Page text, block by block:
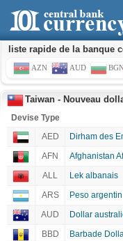
liste rapide de la banque
AZN AUD
Taiwan - Nouveau
Devise Type
AED
Dirham des
AFN
Afghanistan
ALL
Lek albanais
ARS
Peso argentin
AUD
Dollar
BBD
Barbade